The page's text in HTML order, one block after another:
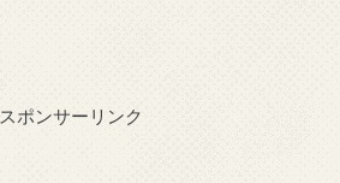
スポンサーリンク